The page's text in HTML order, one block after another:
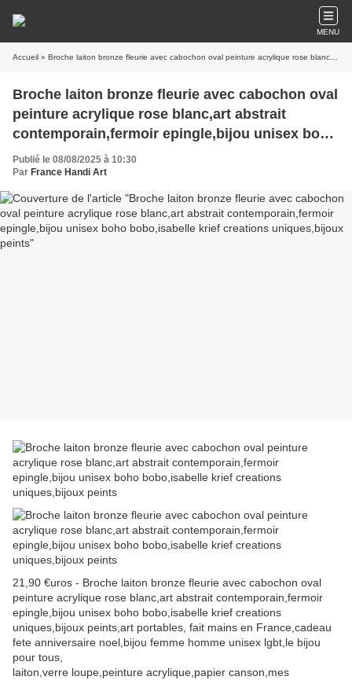
MENU
Accueil » Broche laiton bronze fleurie avec cabochon oval peinture acrylique rose blanc,art abstrait contemporain,fermoir epingle,bijou unisex boho bobo,isabelle krief creations uniques,bijoux peints
Broche laiton bronze fleurie avec cabochon oval
peinture acrylique rose blanc,art abstrait
contemporain,fermoir epingle,bijou unisex boho
bobo,isabelle krief creations uniques,bijoux
peints
Publié le 08/08/2025 à 10:30
Par France Handi Art
21,90 €uros - Broche laiton bronze fleurie avec cabochon oval
peinture acrylique rose blanc,art abstrait contemporain,fermoir
epingle,bijou unisex boho bobo,isabelle krief creations
uniques,bijoux peints,art portables, fait mains en France,cadeau
fete anniversaire noel,bijou femme homme unisex lgbt,le bijou
pour tous,
laiton,verre loupe,peinture acrylique,papier canson,mes